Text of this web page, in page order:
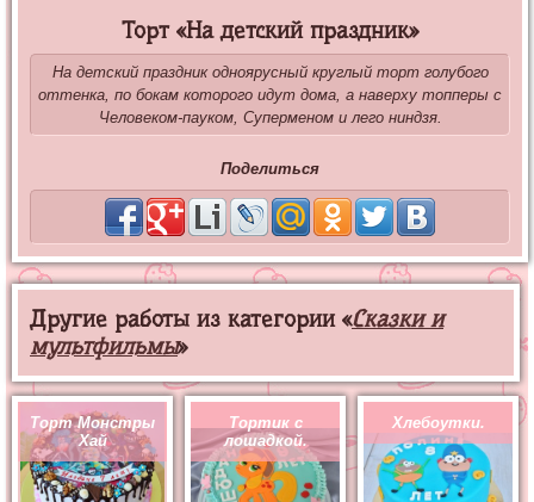
Торт «На детский праздник»
На детский праздник одноярусный круглый торт голубого
оттенка, по бокам которого идут дома, а наверху топперы с
Человеком-пауком, Суперменом и лего ниндзя.
Поделиться
Другие работы из категории «Сказки и
мультфильмы»
Торт Монстры
Хай
Тортик с
лошадкой.
Хлебоутки.